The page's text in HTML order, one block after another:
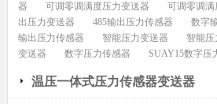
器
可调零调满度压力变送器 可调零调满
出压力变送器
485输出压力传感器 数字
输出压力传感器
智能压力变送器 智能压
变送器
数字压力传感器 SUAY15数字压
温压一体式压力传感器变送器